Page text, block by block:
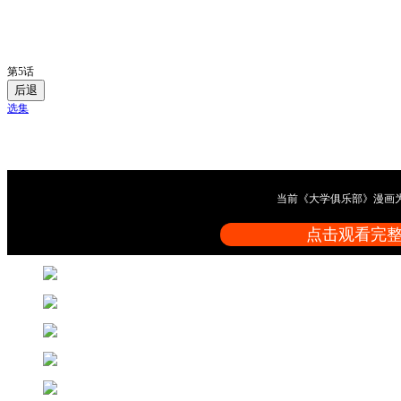
第5话
后退
选集
当前《大学俱乐部》漫画
点击观看完